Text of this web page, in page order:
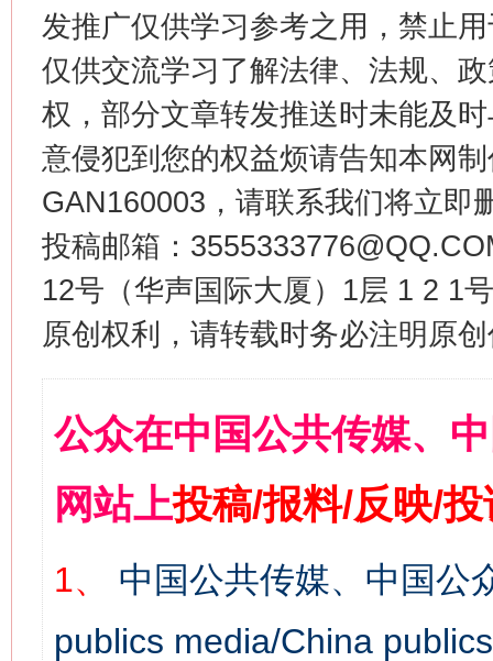
发推广仅供学习参考之用，禁止
仅供交流学习了解法律、法规、
权，部分文章转发推送时未能及
意侵犯到您的权益烦请告知本网
GAN160003，请联系我们将立即
投稿邮箱：
12号（华声国际大厦）1层 1 2 1
原创权利，请转载时务必注明原
公众在中国公共传媒、
网站上投稿/报料/反映/
1、
中国公共传媒、中国公
publics media/China